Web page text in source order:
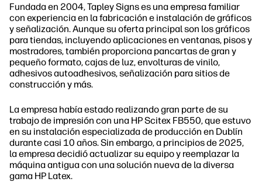
Fundada en 2004, Tapley Signs es una empresa familiar
con experiencia en la fabricación e instalación de gráficos
y señalización. Aunque su oferta principal son los gráficos
para tiendas, incluyendo aplicaciones en ventanas, pisos y
mostradores, también proporciona pancartas de gran y
pequeño formato, cajas de luz, envolturas de vinilo,
adhesivos autoadhesivos, señalización para sitios de
construcción y más.
La empresa había estado realizando gran parte de su
trabajo de impresión con una HP Scitex FB550, que estuvo
en su instalación especializada de producción en Dublín
durante casi 10 años. Sin embargo, a principios de 2025,
la empresa decidió actualizar su equipo y reemplazar la
máquina antigua con una solución nueva de la diversa
gama HP Latex.